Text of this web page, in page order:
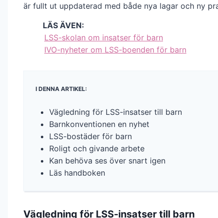
är fullt ut uppdaterad med både nya lagar och ny
LÄS ÄVEN:
LSS-skolan om insatser för barn
IVO-nyheter om LSS-boenden för barn
I DENNA ARTIKEL:
Vägledning för LSS-insatser till barn
Barnkonventionen en nyhet
LSS-bostäder för barn
Roligt och givande arbete
Kan behöva ses över snart igen
Läs handboken
Vägledning för LSS-insatser till barn